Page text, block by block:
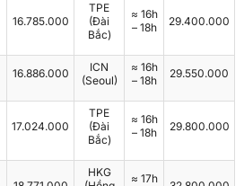
16.785.000
TPE
(Đài
Bắc)
≈ 16h
– 18h
29.400.000
16.886.000
ICN
(Seoul)
≈ 16h
– 18h
29.550.000
17.024.000
TPE
(Đài
Bắc)
≈ 16h
– 18h
29.800.000
HKG
≈ 17h